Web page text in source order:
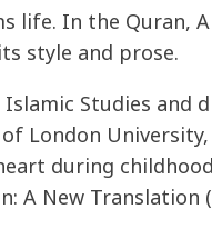
life. In the Quran,
style and prose.
Studies and
London
during
A New Translation